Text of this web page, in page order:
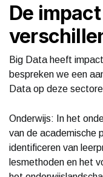
De
Big Data heeft
bespreken we een
Data op deze
Onderwijs: In het
van de academische
identificeren van
lesmethoden en het